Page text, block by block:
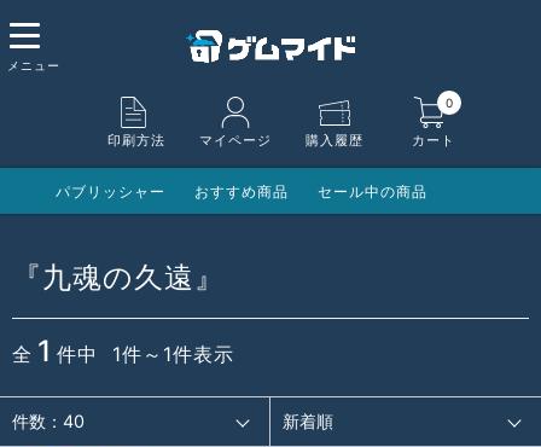
印刷方法 マイページ 購入履歴 カート
0
パブリッシャー おすすめ商品 セール中の商品
『九魂の久遠』
全 1 件中 1件～1件表示